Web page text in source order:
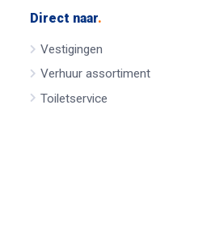
Direct naar.
Vestigingen
Verhuur assortiment
Toiletservice